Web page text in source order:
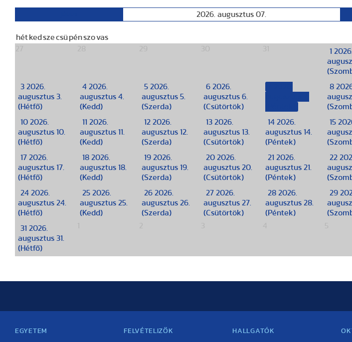
2026. augusztus 07.
hét ked szecsüpénszovas
1 2026.
3 2026.
augusztus 3.
(Hétfő)
4 2026.
augusztus 4.
(Kedd)
5 2026.
augusztus 5.
(Szerda)
6 2026.
augusztus 6.
(Csütörtök)
8
10 2026.
augusztus 10.
(Hétfő)
11 2026.
augusztus 11.
(Kedd)
12 2026.
augusztus 12.
(Szerda)
13 2026.
augusztus 13.
(Csütörtök)
14 2026.
augusztus 14.
(Péntek)
15
17 2026.
augusztus 17.
(Hétfő)
18 2026.
augusztus 18.
(Kedd)
19 2026.
augusztus 19.
(Szerda)
20 2026.
augusztus 20.
(Csütörtök)
21 2026.
augusztus 21.
(Péntek)
22
24 2026.
augusztus 24.
(Hétfő)
25 2026.
augusztus 25.
(Kedd)
26 2026.
augusztus 26.
(Szerda)
27 2026.
augusztus 27.
(Csütörtök)
28 2026.
augusztus 28.
(Péntek)
29
31 2026.
augusztus 31.
(Hétfő)
EGYETEM FELVÉTELIZŐK HALLGATÓK